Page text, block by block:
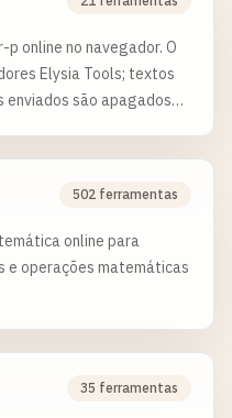
online no navegador. O
Elysia Tools; textos
enviados são apagados
502 ferramentas
online para
e operações matemáticas
35 ferramentas